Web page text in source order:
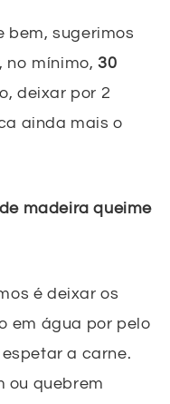
bem, sugerimos
no mínimo,30
deixar por 2
ainda mais o
madeira queime
é deixar os
em água por pelo
a carne.
ou quebrem